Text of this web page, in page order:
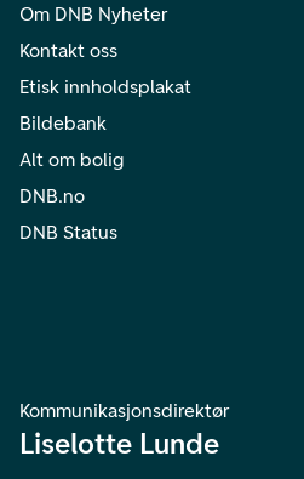
Om DNB Nyheter
Kontakt oss
Etisk innholdsplakat
Bildebank
Alt om bolig
DNB.no
DNB Status
Kommunikasjonsdirektør
Liselotte Lunde